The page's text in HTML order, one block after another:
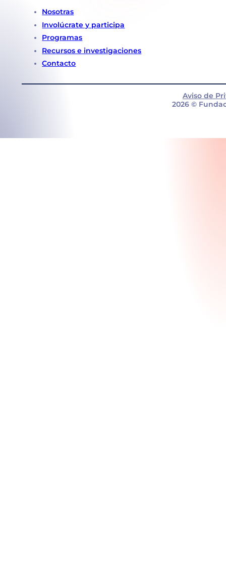
Nosotras
Involúcrate y participa
Programas
Recursos e investigaciones
Contacto
2026 ©
Aviso de